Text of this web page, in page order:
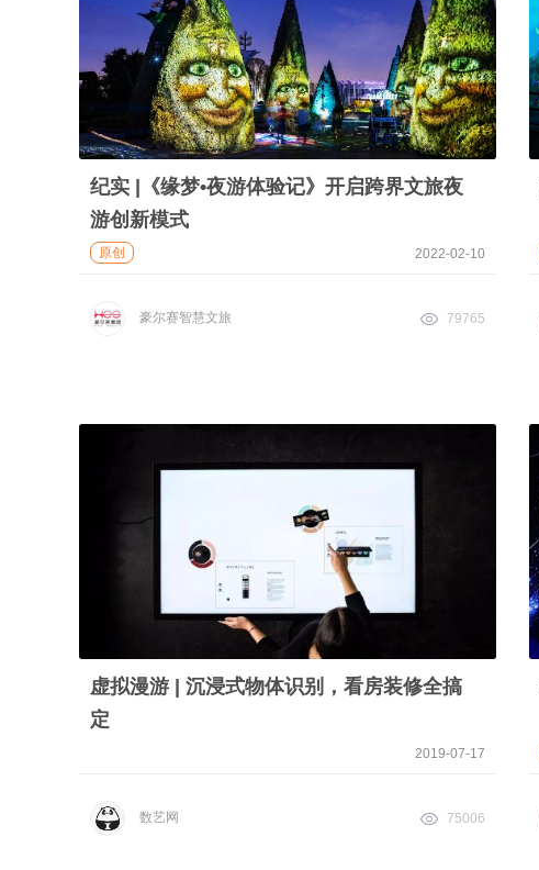
纪实 |《缘梦•夜游体验记》开启跨界文旅夜
游创新模式
原创 2022-02-10
豪尔赛智慧文旅 79765
虚拟漫游 | 沉浸式物体识别，看房装修全搞
定
2019-07-17
数艺网 75006